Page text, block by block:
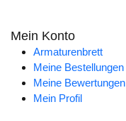
Mein Konto
Armaturenbrett
Meine Bestellungen
Meine Bewertungen
Mein Profil